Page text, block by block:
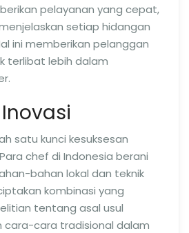
pelayanan yang cepat,
setiap hidangan
ini memberikan pelanggan
terlibat lebih dalam
satu kunci kesuksesan
chef di Indonesia berani
bahan lokal dan teknik
kombinasi yang
tentang asal usul
cara-cara tradisional dalam